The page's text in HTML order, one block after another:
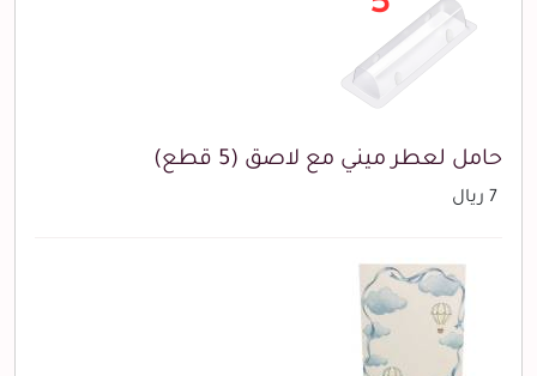
حامل لعطر ميني مع لاصق (5 قطع)
7 ريال